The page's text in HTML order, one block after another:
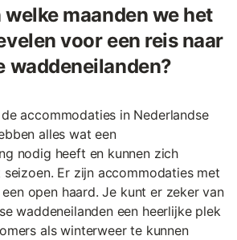
maanden we het
voor een reis naar
waddeneilanden?
accommodaties in Nederlandse
alles wat een
nodig heeft en kunnen zich
seizoen. Er zijn accommodaties met
open haard. Je kunt er zeker van
waddeneilanden een heerlijke plek
als winterweer te kunnen